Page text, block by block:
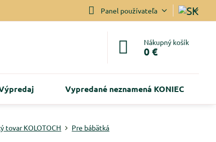
Panel používateľa
Nákupný košík
0 €
Vypredané neznamená KONIEC
tovar KOLOTOCH Pre bábätká